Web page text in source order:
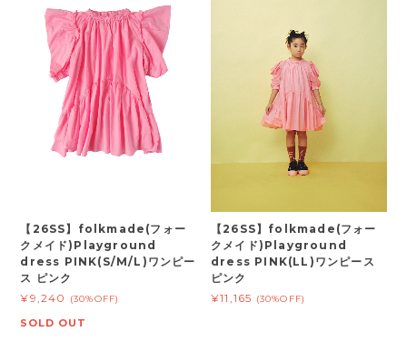
【26SS】folkmade(フォー
クメイド)Playground
dress PINK(S/M/L)ワンピー
ス ピンク
¥9,240
(30%OFF)
SOLD OUT
【26SS】folkmade(フォー
クメイド)Playground
dress PINK(LL)ワンピース
ピンク
¥11,165 (30%OFF)